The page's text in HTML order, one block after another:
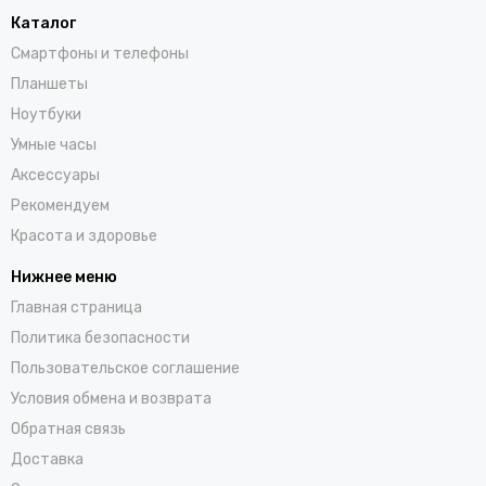
Каталог
Смартфоны и телефоны
Планшеты
Ноутбуки
Умные часы
Аксессуары
Рекомендуем
Красота и здоровье
Нижнее меню
Главная страница
Политика безопасности
Пользовательское соглашение
Условия обмена и возврата
Обратная связь
Доставка